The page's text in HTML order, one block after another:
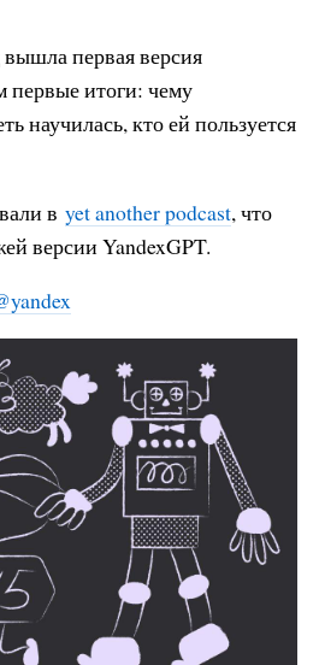
первая версия
первые итоги: чему
научилась, кто ей пользуется
в yet another podcast, что
версии YandexGPT.